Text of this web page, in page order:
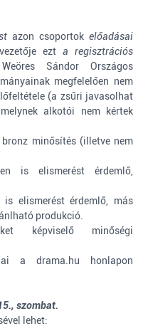
azon csoportok előadásai
ezta regisztrációs
Sándor Országos
megfelelően nem
(a zsűri javasolhat
alkotói nem kértek
minősítés (illetve nem
is elismerést érdemlő,
elismerést érdemlő, más
produkció.
képviselő minőségi
adrama.hu honlapon
szombat.
lehet: